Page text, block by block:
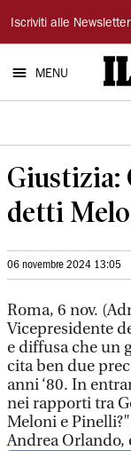
Il
Tirreno
Iscriviti alle Newsletter
MENU
Giustizia:
detti
06 novembre 2024 13:05
Roma, 6 nov.
Vicepresidente
e diffusa che un
cita ben due
anni ‘80. In
nei rapporti tra
Meloni e
Andrea